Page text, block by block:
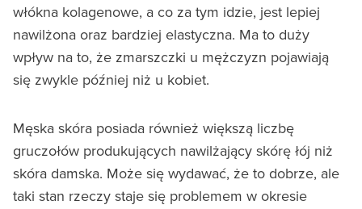
włókna kolagenowe, a co za tym idzie, jest lepiej
nawilżona oraz bardziej elastyczna. Ma to duży
wpływ na to, że zmarszczki u mężczyzn pojawiają
się zwykle później niż u kobiet.
Męska skóra posiada również większą liczbę
gruczołów produkujących nawilżający skórę łój niż
skóra damska. Może się wydawać, że to dobrze, ale
taki stan rzeczy staje się problemem w okresie